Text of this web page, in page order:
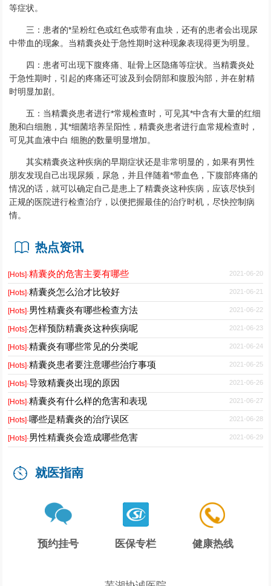
等症状。
三：患者的*呈粉红色或红色或带有血块，还有的患者会出现尿
中带血的现象。当精囊炎处于急性期时这种现象表现得更为明显。
四：患者可出现下腹疼痛、耻骨上区隐痛等症状。当精囊炎处
于急性期时，引起的疼痛还可波及到会阴部和腹股沟部，并在射精
时明显加剧。
五：当精囊炎患者进行*常规检查时，可见其*中含有大量的红细
胞和白细胞，其*细菌培养呈阳性，精囊炎患者进行血常规检查时，
可见其血液中白 细胞的数量明显增加。
其实精囊炎这种疾病的早期症状还是非常明显的，如果有男性
朋友发现自己出现尿频，尿急，并且伴随着*带血色，下腹部疼痛的
情况的话，就可以确定自己是患上了精囊炎这种疾病，应该尽快到
正规的医院进行检查治疗，以便把握最佳的治疗时机，尽快控制病
情。
热点资讯
[Hots]·精囊炎的危害主要有哪些 2021-06-20
[Hots]·精囊炎怎么治才比较好 2021-06-21
[Hots]·男性精囊炎有哪些检查方法 2021-06-22
[Hots]·怎样预防精囊炎这种疾病呢 2021-06-23
[Hots]·精囊炎有哪些常见的分类呢 2021-06-24
[Hots]·精囊炎患者要注意哪些治疗事项 2021-06-25
[Hots]·导致精囊炎出现的原因 2021-06-26
[Hots]·精囊炎有什么样的危害和表现 2021-06-27
[Hots]·哪些是精囊炎的治疗误区 2021-06-28
[Hots]·男性精囊炎会造成哪些危害 2021-06-29
就医指南
预约挂号 医保专栏 健康热线